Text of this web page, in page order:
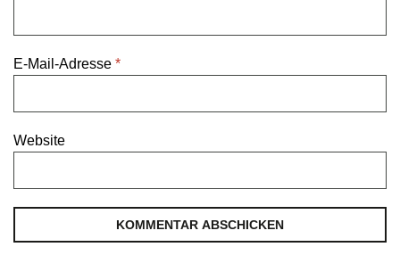
E-Mail-Adresse *
Website